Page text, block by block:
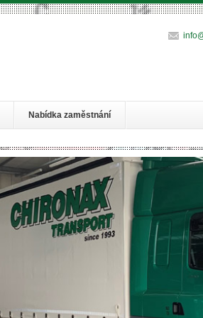
Nabídka zaměstnání